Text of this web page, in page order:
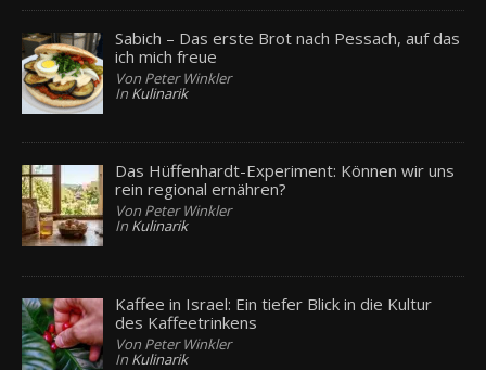
Sabich – Das erste Brot nach Pessach, auf das
ich mich freue
Von Peter Winkler
In Kulinarik
Das Hüffenhardt-Experiment: Können wir uns
rein regional ernähren?
Von Peter Winkler
In Kulinarik
Kaffee in Israel: Ein tiefer Blick in die Kultur
des Kaffeetrinkens
Von Peter Winkler
In Kulinarik